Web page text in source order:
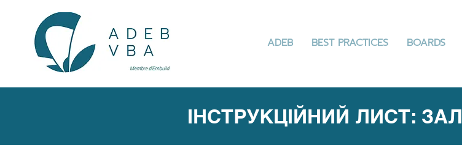
ADEB BEST PRACTICES BOARDS
ІНСТРУКЦІЙНИЙ ЛИСТ: